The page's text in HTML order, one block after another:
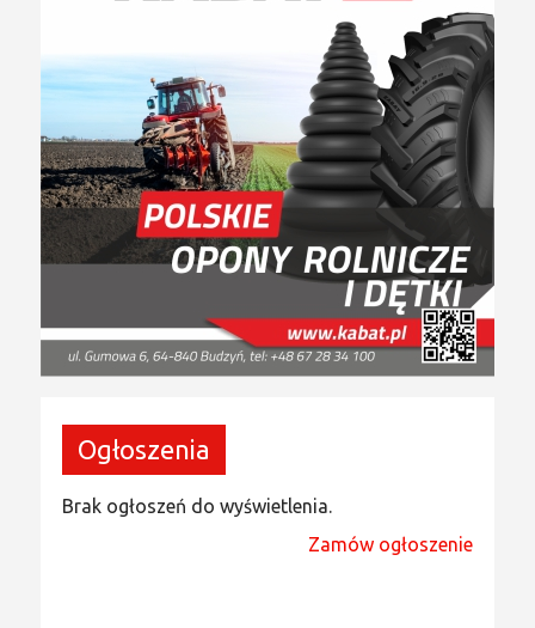
Ogłoszenia
Brak ogłoszeń do wyświetlenia.
Zamów ogłoszenie